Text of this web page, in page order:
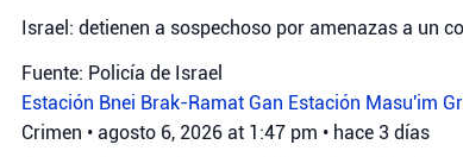
Israel: detienen a sospechoso por amenazas a un
Fuente: Policía de Israel
Estación Bnei Brak-Ramat Gan Estación Masu'im
Crimen • agosto 6, 2026 at 1:47 pm • hace 3 días